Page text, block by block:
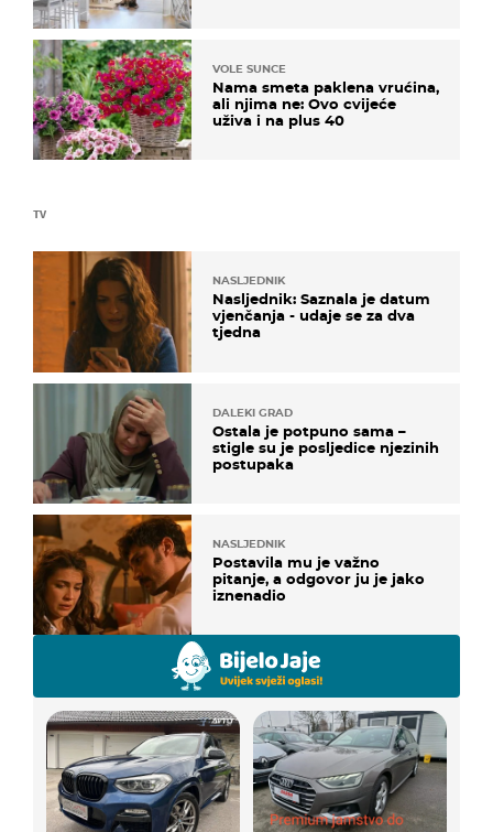
TV
NASLJEDNIK
Nasljednik: Saznala je datum
vjenčanja - udaje se za dva
tjedna
DALEKI GRAD
Ostala je potpuno sama –
stigle su je posljedice njezinih
postupaka
NASLJEDNIK
Postavila mu je važno
pitanje, a odgovor ju je jako
iznenadio
VOLE SUNCE
Nama smeta paklena vrućina,
ali njima ne: Ovo cvijeće
uživa i na plus 40